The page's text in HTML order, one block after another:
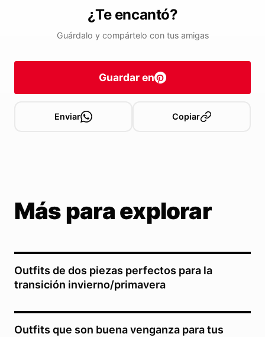
¿Te encantó?
Guárdalo y compártelo con tus amigas
Guardar en
Enviar Copiar
Más para explorar
Outfits de dos piezas perfectos para la
transición invierno/primavera
Outfits que son buena venganza para tus